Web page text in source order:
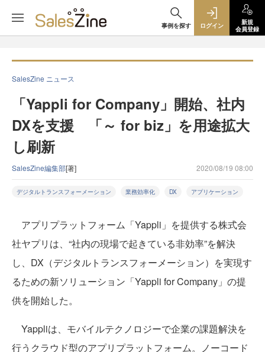
事例を探す ログイン
新規
会員登録
SalesZine ニュース
「Yappli for Company」開始、社内
DXを支援 「～ for biz」を用途拡大
し刷新
SalesZine編集部[著] 2020/08/19 08:00
デジタルトランスフォーメーション 業務効率化 DX アプリケーション
アプリプラットフォーム「Yappli」を提供する株式会
社ヤプリは、“社内の現場で起きている非効率”を解決
し、DX（デジタルトランスフォーメーション）を実現す
るための新ソリューション「Yappli for Company」の提
供を開始した。
Yappliは、モバイルテクノロジーで企業の課題解決を
行うクラウド型のアプリプラットフォーム。ノーコード